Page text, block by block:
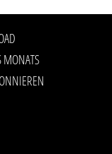
MONATS